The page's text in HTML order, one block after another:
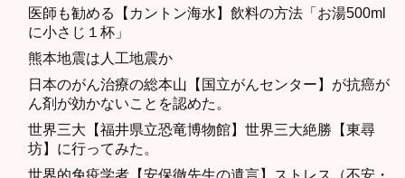
医師も勧める【カントン海水】飲料の方法「お湯500ml
に小さじ１杯」
熊本地震は人工地震か
日本のがん治療の総本山【国立がんセンター】が抗癌が
ん剤が効かないことを認めた。
世界三大【福井県立恐竜博物館】世界三大絶勝【東尋
坊】に行ってみた。